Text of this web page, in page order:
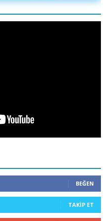
BEĞEN
TAKIP ET